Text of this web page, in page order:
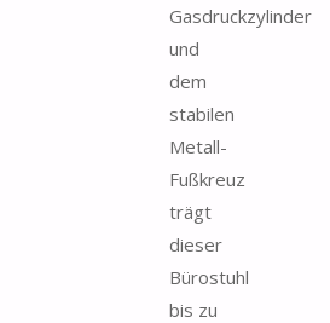
Gasdruckzylinder
und
dem
stabilen
Metall-
Fußkreuz
trägt
dieser
Bürostuhl
bis zu